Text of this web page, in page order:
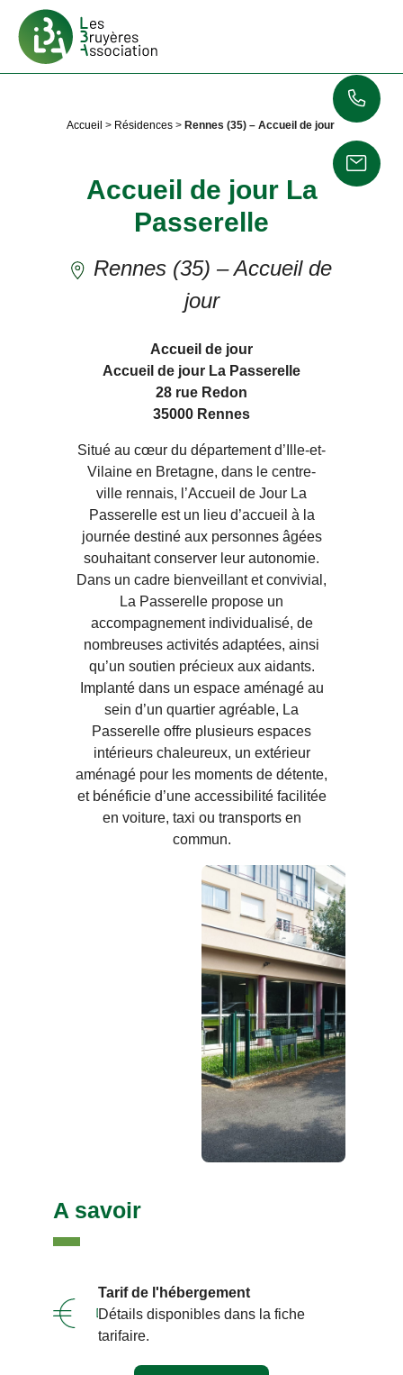
Accueil > Résidences > Rennes (35) – Accueil de jour
Accueil de jour La
Passerelle
Rennes (35) – Accueil de
jour
Accueil de jour
Accueil de jour La Passerelle
28 rue Redon
35000 Rennes
Situé au cœur du département d’Ille-et-
Vilaine en Bretagne, dans le centre-
ville rennais, l’Accueil de Jour La
Passerelle est un lieu d’accueil à la
journée destiné aux personnes âgées
souhaitant conserver leur autonomie.
Dans un cadre bienveillant et convivial,
La Passerelle propose un
accompagnement individualisé, de
nombreuses activités adaptées, ainsi
qu’un soutien précieux aux aidants.
Implanté dans un espace aménagé au
sein d’un quartier agréable, La
Passerelle offre plusieurs espaces
intérieurs chaleureux, un extérieur
aménagé pour les moments de détente,
et bénéficie d’une accessibilité facilitée
en voiture, taxi ou transports en
commun.
A savoir
Tarif de l'hébergement
Détails disponibles dans la fiche
tarifaire.